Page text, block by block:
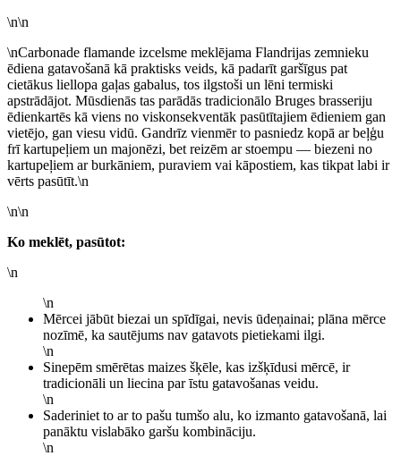
\n\n
\nCarbonade flamande izcelsme meklējama Flandrijas zemnieku
ēdiena gatavošanā kā praktisks veids, kā padarīt garšīgus pat
cietākus liellopa gaļas gabalus, tos ilgstoši un lēni termiski
apstrādājot. Mūsdienās tas parādās tradicionālo Bruges brasseriju
ēdienkartēs kā viens no viskonsekventāk pasūtītajiem ēdieniem gan
vietējo, gan viesu vidū. Gandrīz vienmēr to pasniedz kopā ar beļģu
frī kartupeļiem un majonēzi, bet reizēm ar stoempu — biezeni no
kartupeļiem ar burkāniem, puraviem vai kāpostiem, kas tikpat labi ir
vērts pasūtīt.\n
\n\n
Ko meklēt, pasūtot:
\n
\n
Mērcei jābūt biezai un spīdīgai, nevis ūdeņainai; plāna mērce
nozīmē, ka sautējums nav gatavots pietiekami ilgi.
\n
Sinepēm smērētas maizes šķēle, kas izšķīdusi mērcē, ir
tradicionāli un liecina par īstu gatavošanas veidu.
\n
Saderiniet to ar to pašu tumšo alu, ko izmanto gatavošanā, lai
panāktu vislabāko garšu kombināciju.
\n